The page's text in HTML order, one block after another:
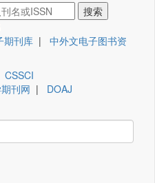
期刊库 | 中外文电子图书资
CSSCI
刊网 | DOAJ